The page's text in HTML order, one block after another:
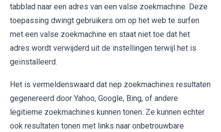
tabblad naar een adres van een valse zoekmachine. Deze
toepassing dwingt gebruikers om op het web te surfen
met een valse zoekmachine en staat niet toe dat het
adres wordt verwijderd uit de instellingen terwijl het is
geïnstalleerd.
Het is vermeldenswaard dat nep zoekmachines resultaten
gegenereerd door Yahoo, Google, Bing, of andere
legitieme zoekmachines kunnen tonen. Ze kunnen echter
ook resultaten tonen met links naar onbetrouwbare